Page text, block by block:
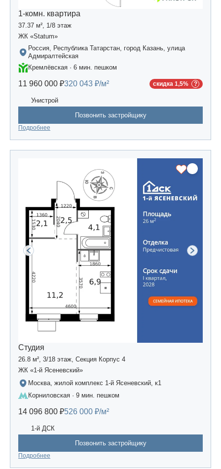
1-комн. квартира
37.37 м², 1/8 этаж
ЖК «Statum»
Россия, Республика Татарстан, город Казань, улица
Адмиралтейская
Кремлёвская · 6 мин. пешком
11 960 000 ₽320 043 ₽/м² скидка 1,5%
Унистрой
Позвонить застройщику
Подробнее
Студия
26.8 м², 3/18 этаж, Секция Корпус 4
ЖК «1-й Ясеневский»
Москва, жилой комплекс 1-й Ясеневский, к1
Корниловская · 9 мин. пешком
14 096 800 ₽526 000 ₽/м²
1-й ДСК
Позвонить застройщику
Подробнее